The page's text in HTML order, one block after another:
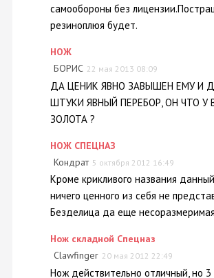
самообороны без
резиноплюя будет.
НОЖ
БОРИС 22 мая 2013 08:09
ДА ЦЕНИК ЯВНО ЗАВЫШЕН ЕМУ И
ШТУКИ ЯВНЫЙ ПЕРЕБОР, ОН ЧТО У
ЗОЛОТА ?
НОЖ СПЕЦНАЗ
Кондрат 5 октября 2012 16:49
Кроме крикливого названия
ничего ценного из себя не
Безделица да еще
Нож складной Спецназ
Clawfinger 20 мая 2012 22:49
Нож действительно отличный, но